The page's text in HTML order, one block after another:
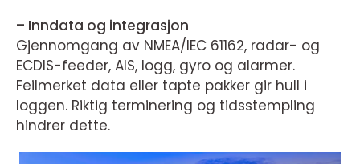
– Inndata og integrasjon
Gjennomgang av NMEA/IEC 61162, radar- og
ECDIS-feeder, AIS, logg, gyro og alarmer.
Feilmerket data eller tapte pakker gir hull i
loggen. Riktig terminering og tidsstempling
hindrer dette.